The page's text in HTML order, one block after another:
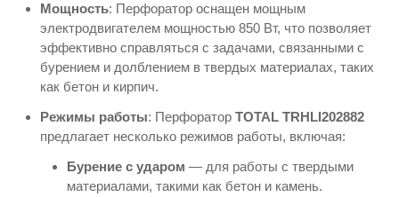
Мощность: Перфоратор оснащен мощным
электродвигателем мощностью 850 Вт, что позволяет
эффективно справляться с задачами, связанными с
бурением и долблением в твердых материалах, таких
как бетон и кирпич.
Режимы работы: Перфоратор TOTAL TRHLI202882
предлагает несколько режимов работы, включая:
Бурение с ударом — для работы с твердыми
материалами, такими как бетон и камень.